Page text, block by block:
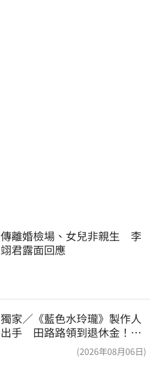
傳離婚檢場、女兒非親生　李
翊君露面回應
獨家／《藍色水玲瓏》製作人
出手 田路路領到退休金！隱
(2026年08月06日)